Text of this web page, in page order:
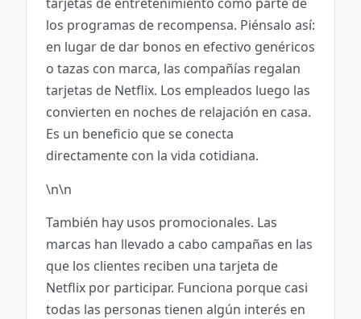
los programas de recompensa. Piénsalo así:
en lugar de dar bonos en efectivo genéricos
o tazas con marca, las compañías regalan
tarjetas de Netflix. Los empleados luego las
convierten en noches de relajación en casa.
Es un beneficio que se conecta
directamente con la vida cotidiana.
\n\n
También hay usos promocionales. Las
marcas han llevado a cabo campañas en las
que los clientes reciben una tarjeta de
Netflix por participar. Funciona porque casi
todas las personas tienen algún interés en